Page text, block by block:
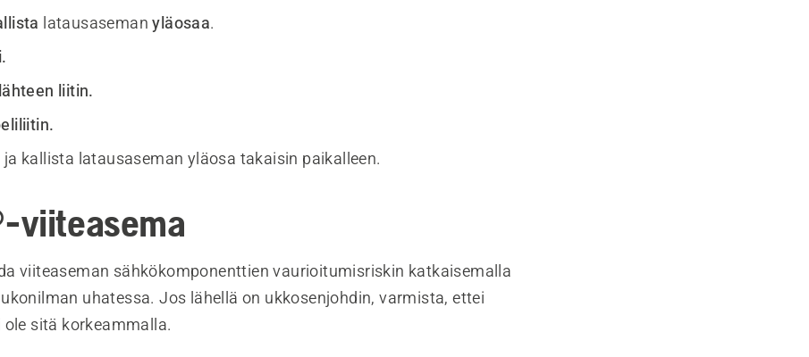
latausasemanyläosaa.
liitin.
ja kallista latausaseman yläosa takaisin paikalleen.
viiteasema
viiteaseman sähkökomponenttien vaurioitumisriskin katkaisemalla
uhatessa. Jos lähellä on ukkosenjohdin, varmista, ettei
ole sitä korkeammalla.